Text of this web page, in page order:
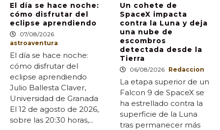
El día se hace noche:
cómo disfrutar del
eclipse aprendiendo
07/08/2026
astroaventura
El día se hace noche:
cómo disfrutar del
eclipse aprendiendo
Julio Ballesta Claver,
Universidad de Granada
El 12 de agosto de 2026,
sobre las 20:30 horas,...
Un cohete de
SpaceX impacta
contra la Luna y deja
una nube de
escombros
detectada desde la
Tierra
06/08/2026 Redaccion
La etapa superior de un
Falcon 9 de SpaceX se
ha estrellado contra la
superficie de la Luna
tras permanecer más